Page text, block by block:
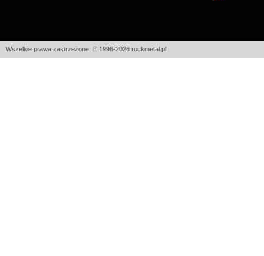
Wszelkie prawa zastrzeżone, © 1996-2026 rockmetal.pl